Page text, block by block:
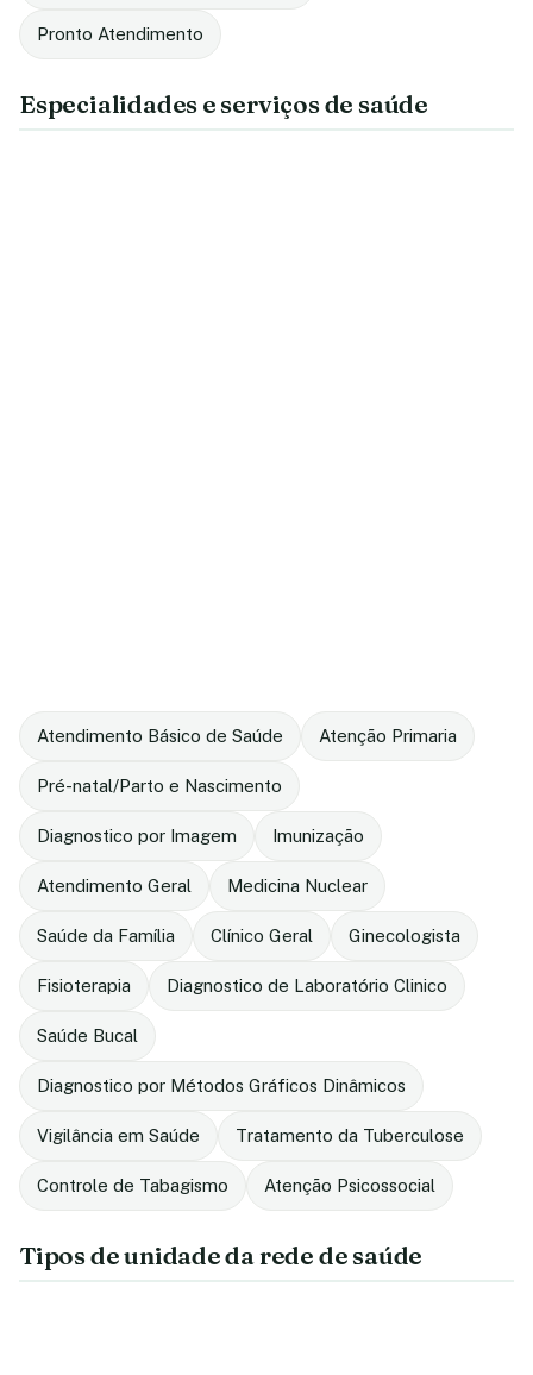
Pronto Atendimento
Especialidades e serviços de saúde
Atendimento Básico de Saúde Atenção Primaria
Pré-natal/Parto e Nascimento
Diagnostico por Imagem Imunização
Atendimento Geral Medicina Nuclear
Saúde da Família Clínico Geral Ginecologista
Fisioterapia Diagnostico de Laboratório Clinico
Saúde Bucal
Diagnostico por Métodos Gráficos Dinâmicos
Vigilância em Saúde Tratamento da Tuberculose
Controle de Tabagismo Atenção Psicossocial
Tipos de unidade da rede de saúde